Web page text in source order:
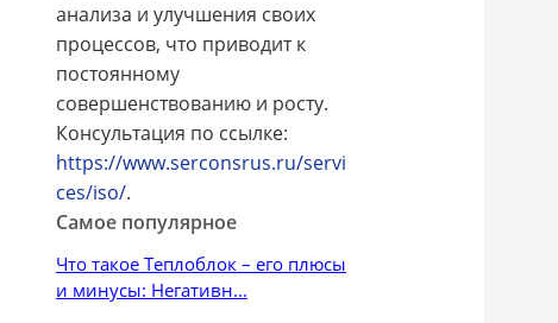
анализа и улучшения своих
процессов, что приводит к
постоянному
совершенствованию и росту.
Консультация по ссылке:
https://www.serconsrus.ru/servi
ces/iso/.
Самое популярное
Что такое Теплоблок – его плюсы
и минусы: Негативн...